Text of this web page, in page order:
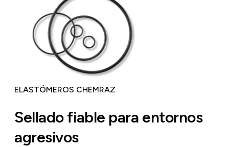
ELASTÓMEROS CHEMRAZ
Sellado fiable para entornos
agresivos